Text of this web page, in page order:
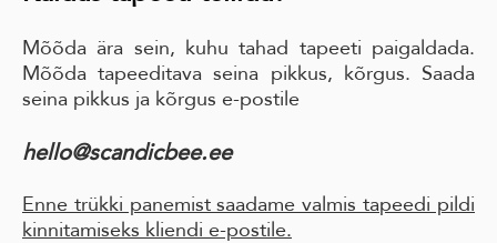
Mõõda ära sein, kuhu tahad tapeeti paigaldada.
Mõõda tapeeditava seina pikkus, kõrgus. Saada
seina pikkus ja kõrgus e-postile
hello@scandicbee.ee
Enne trükki panemist saadame valmis tapeedi pildi
kinnitamiseks kliendi e-postile.